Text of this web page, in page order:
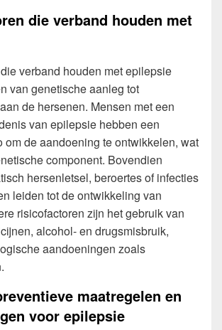
die verband houden met
verband houden met epilepsie
van genetische aanleg tot
de hersenen. Mensen met een
van epilepsie hebben een
om de aandoening te ontwikkelen, wat
component. Bovendien
hersenletsel, beroertes of infecties
leiden tot de ontwikkeling van
risicofactoren zijn het gebruik van
alcohol- en drugsmisbruik,
aandoeningen zoals
maatregelen en
voor epilepsie